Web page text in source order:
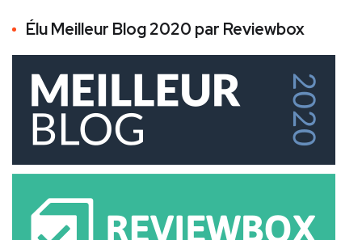
Élu Meilleur Blog 2020 par Reviewbox